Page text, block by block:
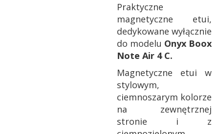
Praktyczne
magnetyczne etui,
dedykowane wyłącznie
do modelu Onyx Boox
Note Air 4 C.
Magnetyczne etui w
stylowym,
ciemnoszarym kolorze
na zewnętrznej
stronie i z